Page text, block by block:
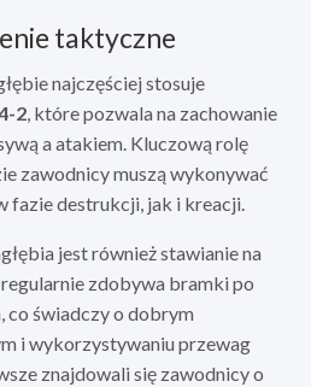
taktyczne
najczęściej stosuje
2, które pozwala na zachowanie
a atakiem. Kluczową rolę
zawodnicy muszą wykonywać
fazie destrukcji, jak i kreacji.
jest również stawianie na
zdobywa bramki po
co świadczy o dobrym
i wykorzystywaniu przewag
znajdowali się zawodnicy o